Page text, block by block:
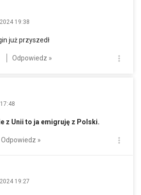
19:38
już przyszedł
Odpowiedz »
z Unii to ja emigruję z Polski.
Odpowiedz »
19:27